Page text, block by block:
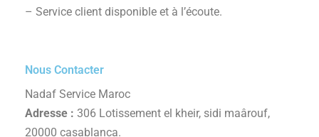
– Service client disponible et à l’écoute.
Nous Contacter
Nadaf Service Maroc
Adresse : 306 Lotissement el kheir, sidi maârouf,
20000 casablanca.